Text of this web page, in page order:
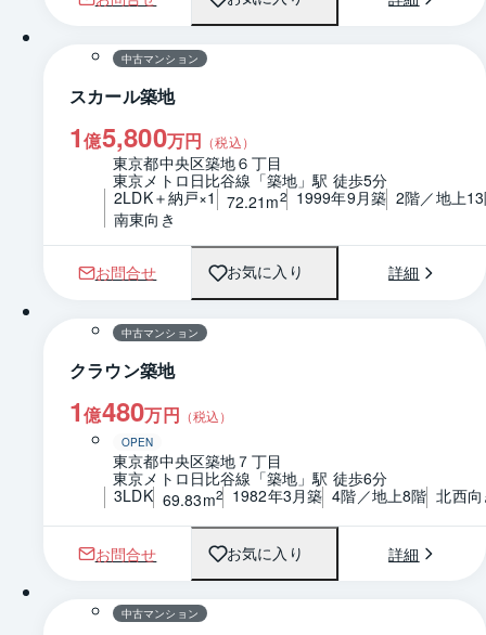
1 / 0 間取り
中古マンション
スカール築地
1億5,800万円 （税込）
東京都中央区築地６丁目
東京メトロ日比谷線「築地」駅 徒歩5分
2LDK＋納戸×1
72.21m2 1999年9月築 2階／地上
南東向き
お問合せ お気に入り 詳細
1 / 0 間取り
中古マンション
クラウン築地
1億480万円 （税込）
OPEN
東京都中央区築地７丁目
東京メトロ日比谷線「築地」駅 徒歩6分
3LDK 69.83m2 1982年3月築 4階／地上8階 北西
お問合せ お気に入り 詳細
1 / 0 間取り
中古マンション